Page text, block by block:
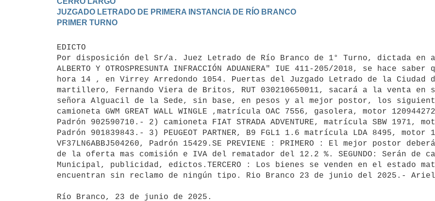
JUZGADO LETRADO DE PRIMERA INSTANCIA DE RÍO BRANCO
EDICTO
Por disposición del Sr/a. Juez Letrado de Río Branco de 1° Turno, dictada en
ALBERTO Y OTROSPRESUNTA INFRACCIÓN ADUANERA" IUE 411-205/2018, se hace
hora 14 , en Virrey Arredondo 1054. Puertas del Juzgado Letrado de la Ciudad
martillero, Fernando Viera de Britos, RUT 030210650011, sacará a la venta
señora Alguacil de la Sede, sin base, en pesos y al mejor postor, los
camioneta GWM GREAT WALL WINGLE ,matrícula OAC 7556, gasolera, motor
Padrón 902590710.- 2) camioneta FIAT STRADA ADVENTURE, matrícula SBW 1971,
Padrón 901839843.- 3) PEUGEOT PARTNER, B9 FGL1 1.6 matrícula LDA 8495, motor
VF37LN6ABBJ504260, Padrón 15429.SE PREVIENE : PRIMERO : El mejor postor
de la oferta mas comisión e IVA del rematador del 12.2 %. SEGUNDO: Serán de
Municipal, publicidad, edictos.TERCERO : Los bienes se venden en el estado
encuentran sin reclamo de ningún tipo. Rio Branco 23 de junio del 2025.-
Río Branco, 23 de junio de 2025.